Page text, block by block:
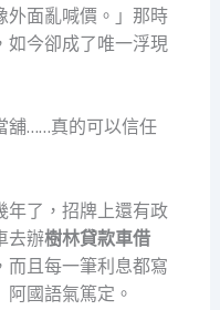
外面亂喊價。」那時
如今卻成了唯一浮現
舖……真的可以信任
年了，招牌上還有政
去辦樹林貸款車借
而且每一筆利息都寫
國語氣篤定。